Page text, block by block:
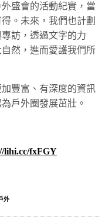
盛會的活動紀實，當
。未來，我們也計劃
訪，透過文字的力
然，進而愛護我們所
豐富、有深度的資訊
戶外圈發展茁壯。
lihi.cc/fxFGY
外